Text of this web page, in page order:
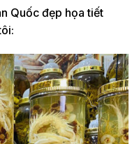
Quốc đẹp họa tiết